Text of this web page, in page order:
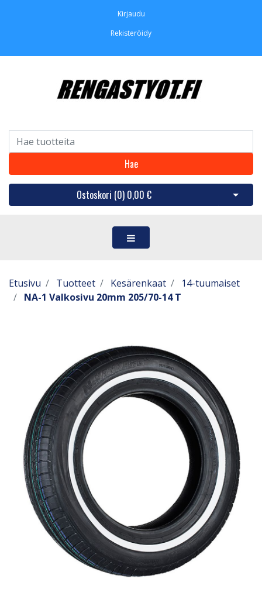
Kirjaudu
Rekisteröidy
Hae
Ostoskori (0) 0,00 € Avaa
Etusivu Tuotteet Kesärenkaat
14-tuumaiset
NA-1 Valkosivu 20mm 205/70-14 T